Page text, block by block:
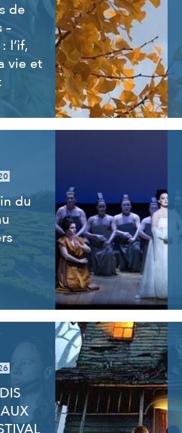
de
–
l’if,
vie et
du